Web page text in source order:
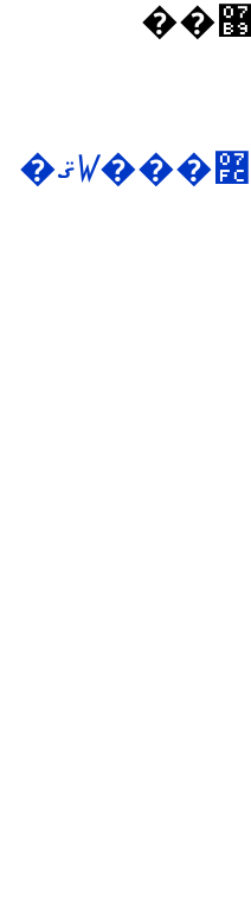
��޹Ԥ��������͡�ina�פ����Ĥ��뤽